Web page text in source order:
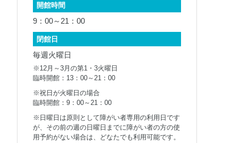
岩手県勤労身体障がい者体育館
開館時間
9：00～21：00
閉館日
毎週火曜日
※12月～3月の第1・3火曜日
臨時開館：13：00～21：00
※祝日が火曜日の場合
臨時開館：9：00～21：00
※日曜日は原則として障がい者専用の利用日です
が、その前の週の日曜日までに障がい者の方の使
用予約がない場合は、どなたでも利用可能です。